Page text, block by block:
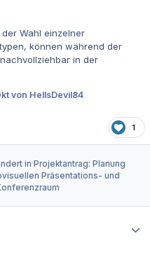
Wahl einzelner
können während der
in der
von HellsDevil84
1
in Projektantrag: Planung
Präsentations- und